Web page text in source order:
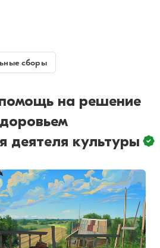
сборы
на решение
деятеля культуры